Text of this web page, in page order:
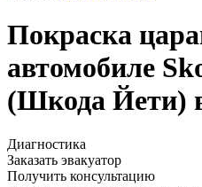
Покраска
автомобиле
(Шкода Йети)
Диагностика
Заказать эвакуатор
Получить консультацию